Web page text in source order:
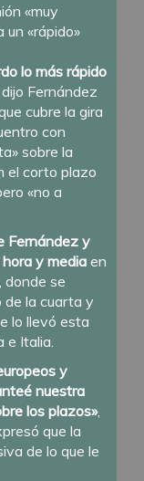
«muy
un «rápido»
lo más rápido
dijo Fernández
cubre la gira
con
sobre la
el corto plazo
«no a
Fernández y
y mediaen
donde se
de la cuarta y
lo llevó esta
e Italia.
y
nuestra
los plazos»,
que la
de lo que le